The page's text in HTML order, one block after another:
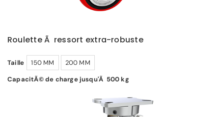
Roulette Ã ressort extra-robuste
Taille 150 MM
200 MM
CapacitÃ© de charge jusqu'Ã 500 kg